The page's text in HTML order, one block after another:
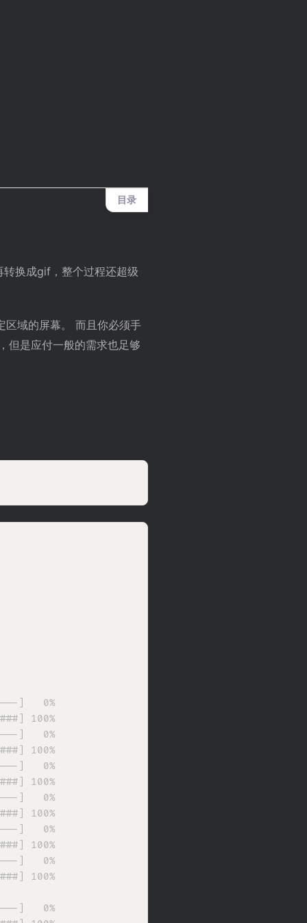
目录
换成gif，整个过程还超级
区域的屏幕。 而且你必须手
但是应付一般的需求也足够
]   0%
100%
]   0%
100%
]   0%
100%
]   0%
100%
]   0%
100%
]   0%
100%
]   0%